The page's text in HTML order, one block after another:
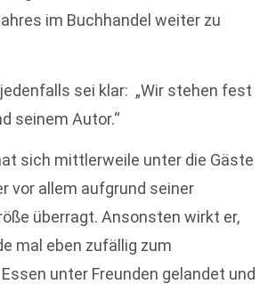
im Buchhandel weiter zu
sei klar: „Wir stehen fest
seinem Autor.“
sich mittlerweile unter die Gäste
vor allem aufgrund seiner
überragt. Ansonsten wirkt er,
mal eben zufällig zum
unter Freunden gelandet und